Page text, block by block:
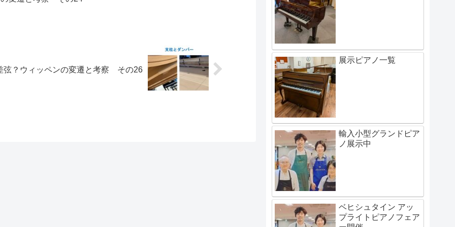
弦？ウィッペンの変遷と考察 その26
展示ピアノ一覧
輸入小型グランドピア
ノ展示中
ベヒシュタイン アッ
プライトピアノフェア